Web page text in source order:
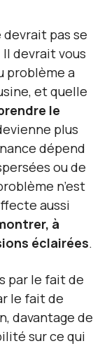
pas se
devrait vous
problème a
et quelle
le
plus
dépend
ou de
n’est
aussi
à
éclairées.
par le fait de
le fait de
davantage de
sur ce qui